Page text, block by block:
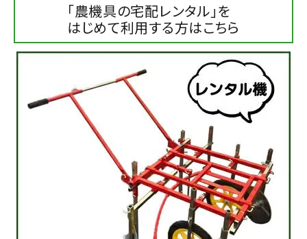
農業資材
FAQ
「農機具の宅配レンタル」を
はじめて利用する方はこちら